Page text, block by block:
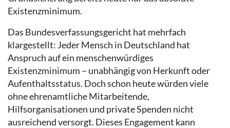
Existenzminimum.
Das Bundesverfassungsgericht hat mehrfach
klargestellt: Jeder Mensch in Deutschland hat
Anspruch auf ein menschenwürdiges
Existenzminimum – unabhängig von Herkunft oder
Aufenthaltsstatus. Doch schon heute würden viele
ohne ehrenamtliche Mitarbeitende,
Hilfsorganisationen und private Spenden nicht
ausreichend versorgt. Dieses Engagement kann